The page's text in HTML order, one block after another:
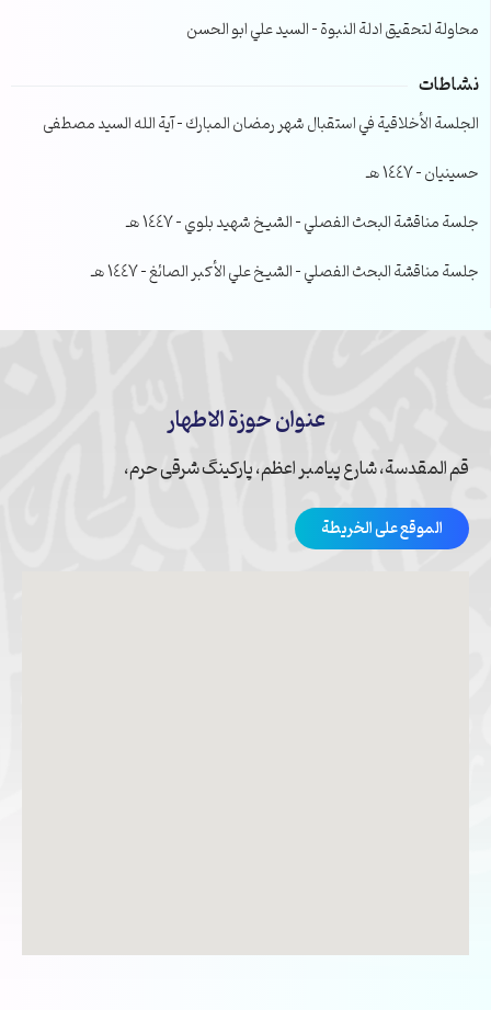
محاولة لتحقيق ادلة النبوة – السيد علي ابو الحسن
نشاطات
الجلسة الأخلاقية في استقبال شهر رمضان المبارك – آية الله السيد مصطفى
حسينيان – 1447 هـ
جلسة مناقشة البحث الفصلي – الشيخ شهيد بلوي – 1447 هـ
جلسة مناقشة البحث الفصلي – الشيخ علي الأكبر الصائغ – 1447 هـ
عنوان حوزة الاطهار
قم المقدسة، شارع پیامبر اعظم، پارکینگ شرقی حرم،
الموقع على الخريطة